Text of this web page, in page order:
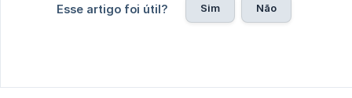
Esse artigo foi útil? Sim Não